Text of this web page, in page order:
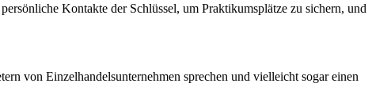
Kontakte der Schlüssel, um Praktikumsplätze zu sichern, und
von Einzelhandelsunternehmen sprechen und vielleicht sogar einen